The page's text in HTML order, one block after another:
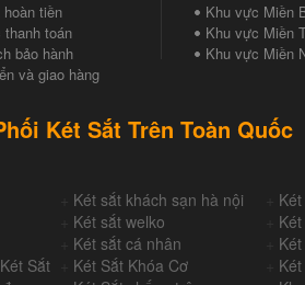
tiền
toán
bảo hành
và giao hàng
Khu vực Miền
Khu vực Miền
Khu vực Miền
Két Sắt Trên Toàn Quốc
Két sắt khách sạn hà nội
Két sắt welko
Két sắt cá nhân
Sắt Két Sắt Khóa Cơ